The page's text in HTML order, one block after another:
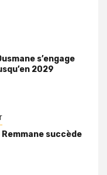
s’engage
2029
Remmane succède